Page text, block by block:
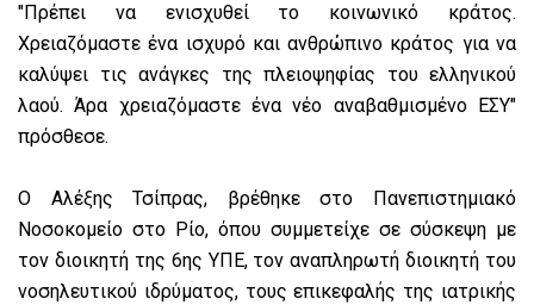
"Πρέπει να ενισχυθεί το κοινωνικό κράτος.
Χρειαζόμαστε ένα ισχυρό και ανθρώπινο κράτος για να
καλύψει τις ανάγκες της πλειοψηφίας του ελληνικού
λαού. Άρα χρειαζόμαστε ένα νέο αναβαθμισμένο ΕΣΥ"
πρόσθεσε.
Ο Αλέξης Τσίπρας, βρέθηκε στο Πανεπιστημιακό
Νοσοκομείο στο Ρίο, όπου συμμετείχε σε σύσκεψη με
τον διοικητή της 6ης ΥΠΕ, τον αναπληρωτή διοικητή του
νοσηλευτικού ιδρύματος, τους επικεφαλής της ιατρικής